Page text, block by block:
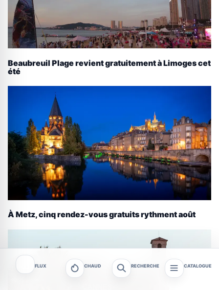
Beaubreuil Plage revient gratuitement à Limoges cet
été
À Metz, cinq rendez-vous gratuits rythment août
FLUX CHAUD RECHERCHE CATALOGUE